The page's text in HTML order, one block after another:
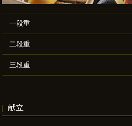
一段重
二段重
三段重
献立